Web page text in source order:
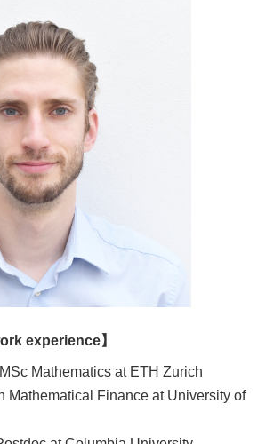
experience】
Mathematics at ETH Zurich
Mathematical Finance at University of